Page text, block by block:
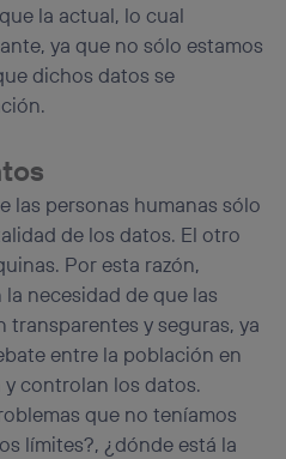
la actual, lo cual
ya que no sólo estamos
dichos datos se
las personas humanas sólo
de los datos. El otro
Por esta razón,
necesidad de que las
transparentes y seguras, ya
entre la población en
controlan los datos.
que no teníamos
límites?, ¿dónde está la